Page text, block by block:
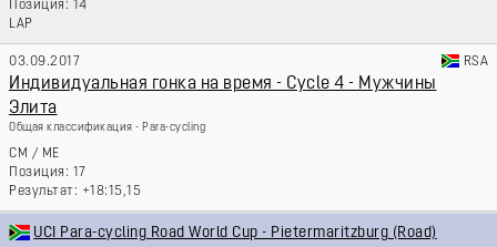
14
LAP
03.09.2017 RSA
Индивидуальная гонка на время - Cycle 4 - Мужчины
Элита
Общая классификация - Para-cycling
CM / ME
17
+18:15,15
UCI Para-cycling Road World Cup - Pietermaritzburg (Road)